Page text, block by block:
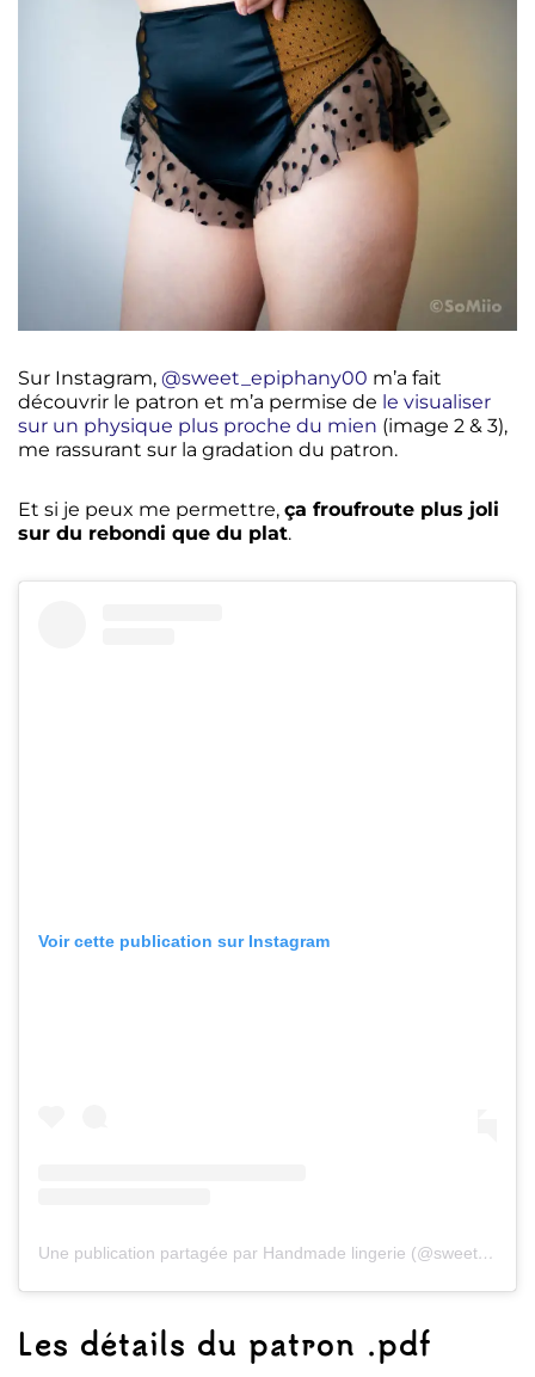
Sur Instagram, @sweet_epiphany00 m’a fait
découvrir le patron et m’a permise de le visualiser
sur un physique plus proche du mien (image 2 & 3),
me rassurant sur la gradation du patron.
Et si je peux me permettre, ça froufroute plus joli
sur du rebondi que du plat.
Voir cette publication sur Instagram
Une publication partagée par Handmade lingerie (@sweet_epiphany00)
Les détails du patron .pdf